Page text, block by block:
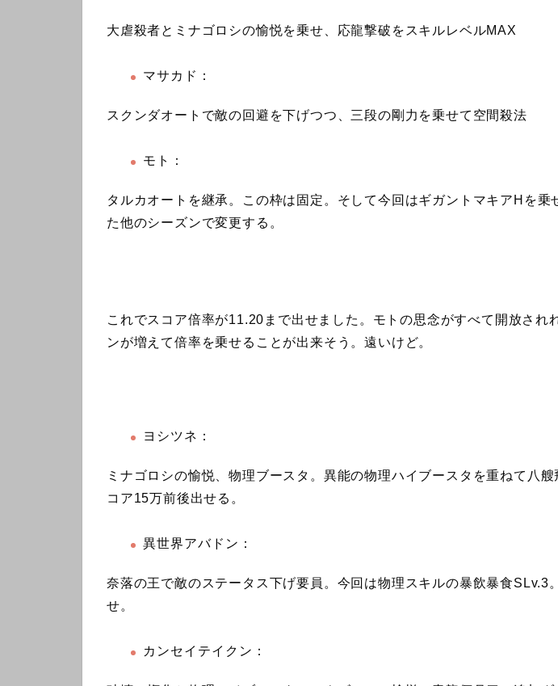
大虐殺者とミナゴロシの愉悦を乗せ、応龍撃破をスキルレベルMAX
マサカド：
スクンダオートで敵の回避を下げつつ、三段の剛力を乗せて空間殺法
モト：
タルカオートを継承。この枠は固定。そして今回はギガントマキアHを乗
た他のシーズンで変更する。
これでスコア倍率が11.20まで出せました。モトの思念がすべて開放され
ンが増えて倍率を乗せることが出来そう。遠いけど。
ヨシツネ：
ミナゴロシの愉悦、物理ブースタ。異能の物理ハイブースタを重ねて八
コア15万前後出せる。
異世界アバドン：
奈落の王で敵のステータス下げ要員。今回は物理スキルの暴飲暴食SLv.3
せ。
カンセイテイクン：